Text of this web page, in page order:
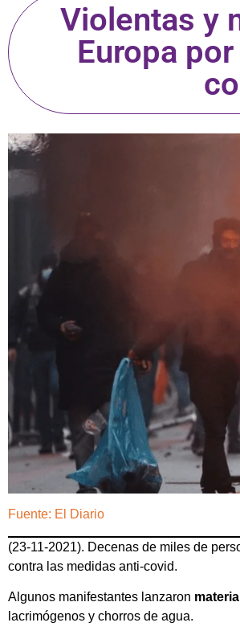
Violentas y
Europa
Fuente: El Diario
(23-11-2021). Decenas de miles de
contra las medidas anti-covid.
Algunos manifestantes lanzaron
lacrimógenos y chorros de agua.